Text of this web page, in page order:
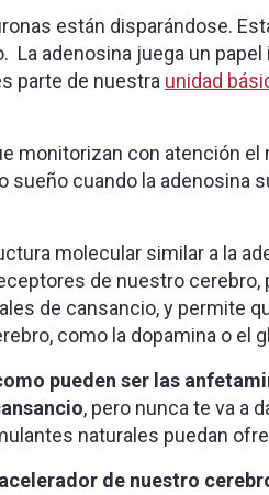
están disparándose.
La adenosina juega un
parte de nuestra unidad
monitorizan con atención el
sueño cuando la adenosina
molecular similar a la
de nuestro cerebro,
de cansancio, y permite
como la dopamina o el
pueden ser las
, pero nunca te va a
naturales puedan
de nuestro